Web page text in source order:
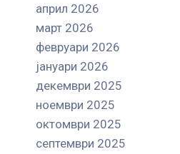
април 2026
март 2026
февруари 2026
јануари 2026
декември 2025
ноември 2025
октомври 2025
септември 2025